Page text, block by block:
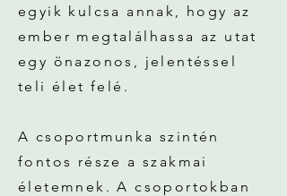
egyik kulcsa annak, hogy az
ember megtalálhassa az utat
egy önazonos, jelentéssel
teli élet felé.
A csoportmunka szintén
fontos része a szakmai
életemnek. A csoportokban